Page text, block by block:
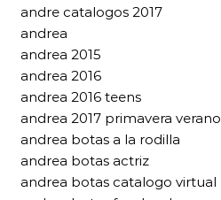
andre catalogos 2017
andrea
andrea 2015
andrea 2016
andrea 2016 teens
andrea 2017 primavera verano
andrea botas a la rodilla
andrea botas actriz
andrea botas catalogo virtual